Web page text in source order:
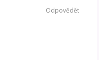
Odpovědět